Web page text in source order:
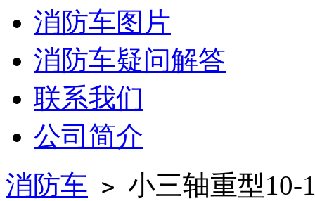
消防车图片
消防车疑问解答
联系我们
公司简介
消防车 > 小三轴重型10-